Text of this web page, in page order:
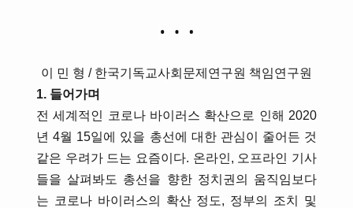
이 민 형 / 한국기독교사회문제연구원 책임연구원
1. 들어가며
전 세계적인 코로나 바이러스 확산으로 인해 2020
년 4월 15일에 있을 총선에 대한 관심이 줄어든 것
같은 우려가 드는 요즘이다. 온라인, 오프라인 기사
들을 살펴봐도 총선을 향한 정치권의 움직임보다
는 코로나 바이러스의 확산 정도, 정부의 조치 및